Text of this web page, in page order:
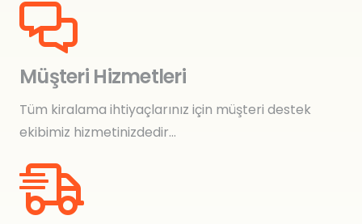
Müşteri Hizmetleri
Tüm kiralama ihtiyaçlarınız için müşteri destek
ekibimiz hizmetinizdedir…